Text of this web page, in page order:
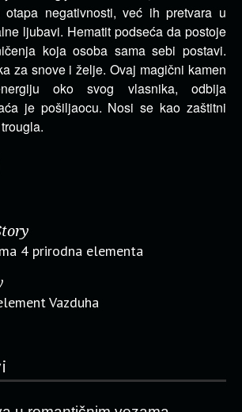
negativnosti, već ih pretvara u
ljubavi. Hematit podseća da postoje
koja osoba sama sebi postavi.
za snove i želje. Ovaj magični kamen
oko svog vlasnika, odbija
je pošiljaocu. Nosi se kao zaštitni
4 prirodna elementa
Vazduha